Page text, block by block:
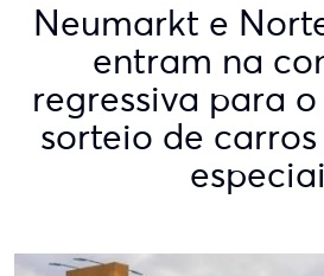
Neumarkt e
entram na
regressiva para
sorteio de